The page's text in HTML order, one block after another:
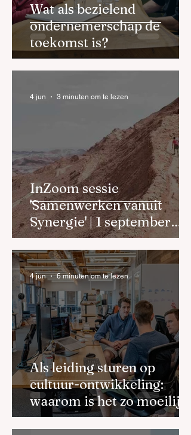
Wat als bezielend
ondernemerschap de
toekomst is?
InZoom sessie
'Samenwerken vanuit
Synergie' | 1 september
2026
4 jun 3 minuten om te lezen
Als leiding sturen op
cultuur-ontwikkeling:
waarom is het zo moeilijk
en hoe doe je dat goed?
4 jun 6 minuten om te lezen